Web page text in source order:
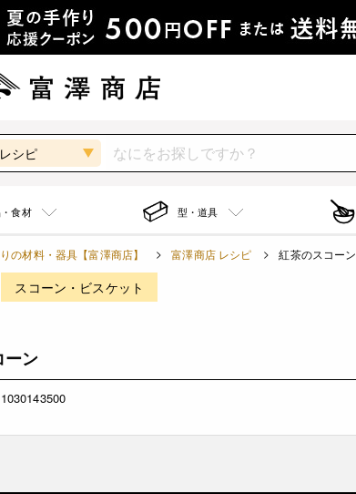
レシピ
食材 型・道具
の材料・器具【富澤商店】 富澤商店 レシピ 紅茶のスコーン
スコーン・ビスケット
ーン